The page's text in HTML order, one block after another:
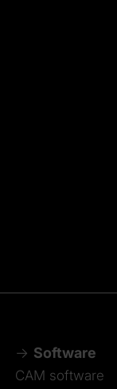
Software
CAM software